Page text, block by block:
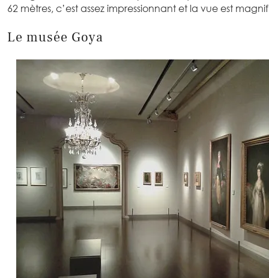
62 mètres, c’est assez impressionnant et la vue est
Le musée Goya